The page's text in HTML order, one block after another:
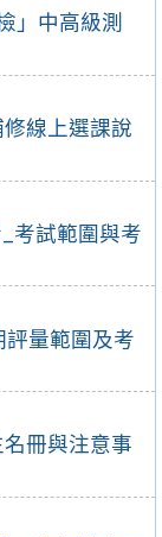
」中高級測
修線上選課說
考試範圍與考
量範圍及考
冊與注意事